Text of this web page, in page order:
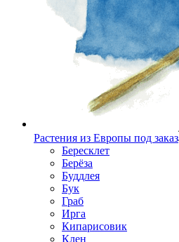
Растения из Европы под заказ
Бересклет
Берёза
Буддлея
Бук
Граб
Ирга
Кипарисовик
Клен